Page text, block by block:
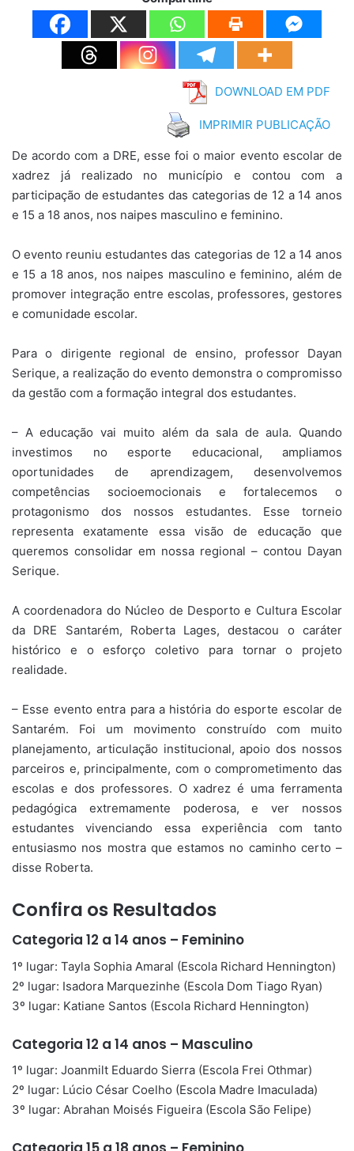
DOWNLOAD EM PDF
IMPRIMIR PUBLICAÇÃO
De acordo com a DRE, esse foi o maior evento escolar de
xadrez já realizado no município e contou com a
participação de estudantes das categorias de 12 a 14 anos
e 15 a 18 anos, nos naipes masculino e feminino.
O evento reuniu estudantes das categorias de 12 a 14 anos
e 15 a 18 anos, nos naipes masculino e feminino, além de
promover integração entre escolas, professores, gestores
e comunidade escolar.
Para o dirigente regional de ensino, professor Dayan
Serique, a realização do evento demonstra o compromisso
da gestão com a formação integral dos estudantes.
– A educação vai muito além da sala de aula. Quando
investimos no esporte educacional, ampliamos
oportunidades de aprendizagem, desenvolvemos
competências socioemocionais e fortalecemos o
protagonismo dos nossos estudantes. Esse torneio
representa exatamente essa visão de educação que
queremos consolidar em nossa regional – contou Dayan
Serique.
A coordenadora do Núcleo de Desporto e Cultura Escolar
da DRE Santarém, Roberta Lages, destacou o caráter
histórico e o esforço coletivo para tornar o projeto
realidade.
– Esse evento entra para a história do esporte escolar de
Santarém. Foi um movimento construído com muito
planejamento, articulação institucional, apoio dos nossos
parceiros e, principalmente, com o comprometimento das
escolas e dos professores. O xadrez é uma ferramenta
pedagógica extremamente poderosa, e ver nossos
estudantes vivenciando essa experiência com tanto
entusiasmo nos mostra que estamos no caminho certo –
disse Roberta.
Confira os Resultados
Categoria 12 a 14 anos – Feminino
1º lugar: Tayla Sophia Amaral (Escola Richard Hennington)
2º lugar: Isadora Marquezinhe (Escola Dom Tiago Ryan)
3º lugar: Katiane Santos (Escola Richard Hennington)
Categoria 12 a 14 anos – Masculino
1º lugar: Joanmilt Eduardo Sierra (Escola Frei Othmar)
2º lugar: Lúcio César Coelho (Escola Madre Imaculada)
3º lugar: Abrahan Moisés Figueira (Escola São Felipe)